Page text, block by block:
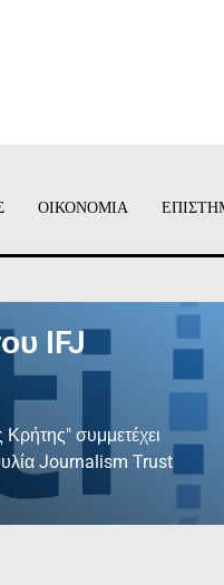
ΟΙΚΟΝΟΜΙΑ
IFJ
συμμετέχει
Journalism Trust